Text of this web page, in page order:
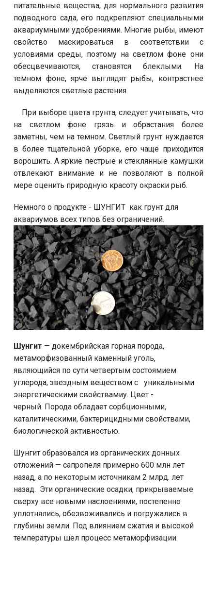
питательные вещества, для нормального развития
подводного сада, его подкрепляют специальными
аквариумными удобрениями. Многие рыбы, имеют
свойство маскироваться в соответствии с
условиями среды, поэтому на светлом фоне они
обесцвечиваются, становятся блеклыми. На
темном фоне, ярче выглядят рыбы, контрастнее
выделяются светлые растения.
При выборе цвета грунта, следует учитывать, что
на светлом фоне грязь и обрастания более
заметны, чем на темном. Светлый грунт нуждается
в более тщательной уборке, его чаще приходится
ворошить. А яркие пестрые и стеклянные камушки
отвлекают внимание и не позволяют в полной
мере оценить природную красоту окраски рыб.
Немного о продукте - ШУНГИТ как грунт для
аквариумов всех типов без ограничений.
Шунгит — докембрийская горная порода,
метаморфизованный каменный уголь,
являющийся по сути четвертым состоямием
углерода, звездным веществом с уникальными
энергетическими свойствамиу. Цвет -
черный. Порода обладает сорбционными,
каталитическими, бактерицидными свойствами,
биологической активностью.
Шунгит образовался из органических донных
отложений — сапропеля примерно 600 млн лет
назад, а по некоторым источникам 2 млрд. лет
назад. Эти органические осадки, прикрываемые
сверху все новыми наслоениями, постепенно
уплотнялись, обезвоживались и погружались в
глубины земли. Под влиянием сжатия и высокой
температуры шел процесс метаморфизации.